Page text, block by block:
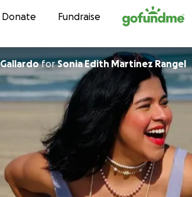
Skip to content
Donate Fundraise
forSonia Edith Martinez Rangel